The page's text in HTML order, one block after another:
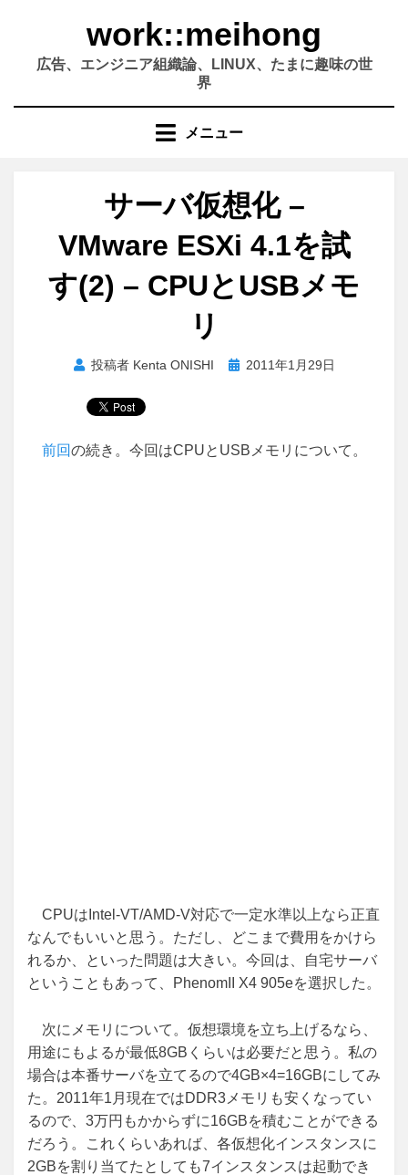
work::meihong
広告、エンジニア組織論、LINUX、たまに趣味の世
界
メニュー
サーバ仮想化 –
VMware ESXi 4.1を試
す(2) – CPUとUSBメモ
リ
投稿者 Kenta ONISHI
投 2011年1月29日
前回の続き。今回はCPUとUSBメモリについて。
CPUはIntel-VT/AMD-V対応で一定水準以上なら正直
なんでもいいと思う。ただし、どこまで費用をかけら
れるか、といった問題は大きい。今回は、自宅サーバ
ということもあって、PhenomII X4 905eを選択した。
次にメモリについて。仮想環境を立ち上げるなら、
用途にもよるが最低8GBくらいは必要だと思う。私の
場合は本番サーバを立てるので4GB×4=16GBにしてみ
た。2011年1月現在ではDDR3メモリも安くなってい
るので、3万円もかからずに16GBを積むことができる
だろう。これくらいあれば、各仮想化インスタンスに
2GBを割り当てたとしても7インスタンスは起動でき